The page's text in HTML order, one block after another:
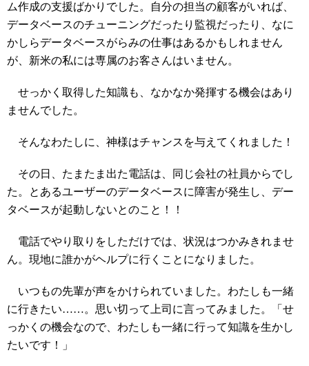
ム作成の支援ばかりでした。自分の担当の顧客がいれば、
データベースのチューニングだったり監視だったり、なに
かしらデータベースがらみの仕事はあるかもしれません
が、新米の私には専属のお客さんはいません。
せっかく取得した知識も、なかなか発揮する機会はあり
ませんでした。
そんなわたしに、神様はチャンスを与えてくれました！
その日、たまたま出た電話は、同じ会社の社員からでし
た。とあるユーザーのデータベースに障害が発生し、デー
タベースが起動しないとのこと！！
電話でやり取りをしただけでは、状況はつかみきれませ
ん。現地に誰かがヘルプに行くことになりました。
いつもの先輩が声をかけられていました。わたしも一緒
に行きたい……。思い切って上司に言ってみました。「せ
っかくの機会なので、わたしも一緒に行って知識を生かし
たいです！」